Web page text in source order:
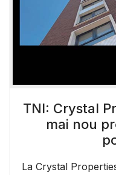
TNI: Crystal
mai nou
La Crystal